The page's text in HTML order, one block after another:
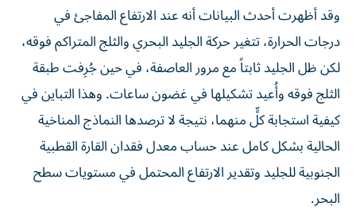
وقد أظهرت أحدث البيانات أنه عند الارتفاع المفاجئ في
درجات الحرارة، تتغير حركة الجليد البحري والثلج المتراكم فوقه،
لكن ظل الجليد ثابتاً مع مرور العاصفة، في حين جُرِفت طبقة
الثلج فوقه وأُعيد تشكيلها في غضون ساعات. وهذا التباين في
كيفية استجابة كلٍّ منهما، نتيجة لا ترصدها النماذج المناخية
الحالية بشكل كامل عند حساب معدل فقدان القارة القطبية
الجنوبية للجليد وتقدير الارتفاع المحتمل في مستويات سطح
البحر.